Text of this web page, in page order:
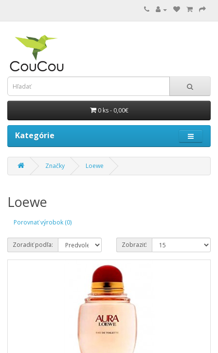
0 ks - 0,00€
Kategórie
Značky Loewe
Loewe
Porovnať výrobok (0)
Zoradiť podľa: Zobraziť: